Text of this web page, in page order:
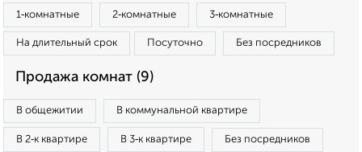
1‑комнатные 2‑комнатные 3‑комнатные
На длительный срок Посуточно Без посредников
Продажа комнат (9)
В общежитии В коммунальной квартире
В 2‑к квартире В 3‑к квартире Без посредников